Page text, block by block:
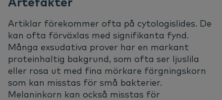
Artiklar förekommer ofta på cytologislides. De
kan ofta förväxlas med signifikanta fynd.
Många exsudativa prover har en markant
proteinhaltig bakgrund, som ofta ser ljuslila
eller rosa ut med fina mörkare färgningskorn
som kan misstas för små bakterier.
Melaninkorn kan också misstas för